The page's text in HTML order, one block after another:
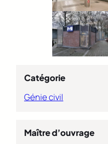
Catégorie
Génie civil
Maître d’ouvrage